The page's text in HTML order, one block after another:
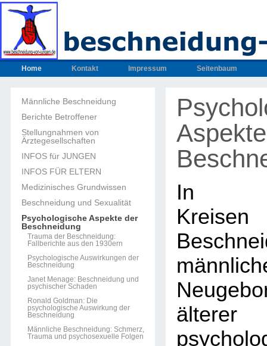
Home Kontakt Impressum Seitenbaum
Männliche Beschneidung
Berichte Betroffener
Stellungnahmen von
Ärztegesellschaften
INFOS für JUNGEN
INFOS FÜR ELTERN
Medizinisches Grundwissen
Beschneidung und Sexualität
Psychologische Aspekte der
Beschneidung
Trauma der Beschneidung:
Fallberichte aus den 1930ern
Psychologische Auswirkungen der
Beschneidung
Janet Menage: Beschneidung und
psychischer Schaden
Ronald Goldman: Die
psychologische Auswirkung der
Beschneidung
Männliche Beschneidung: Schmerz,
Trauma und psychosexuelle Folgen
In
älterer